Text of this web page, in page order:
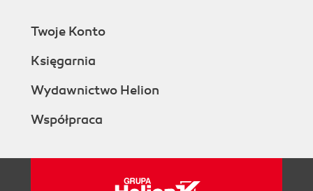
Twoje Konto
Księgarnia
Wydawnictwo Helion
Współpraca